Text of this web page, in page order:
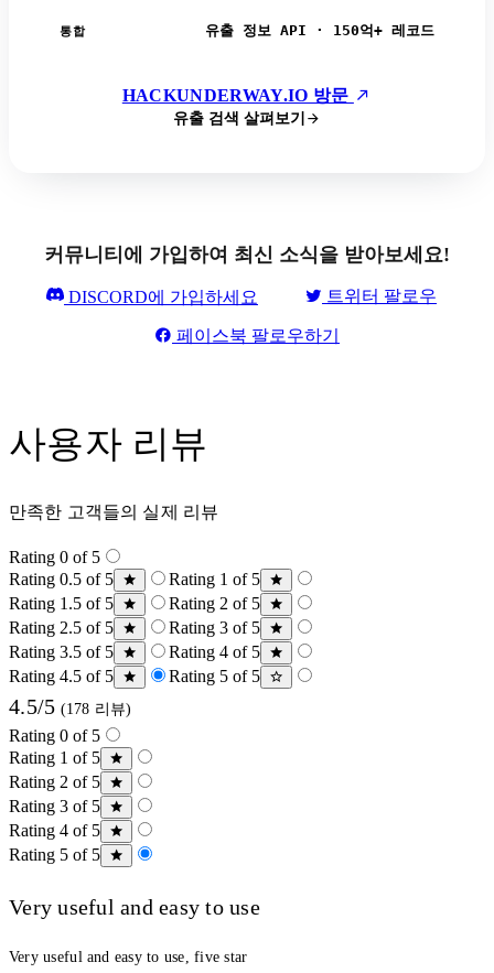
통합 유출 정보 API · 150억+ 레코드
HACKUNDERWAY.IO 방문
유출 검색 살펴보기
커뮤니티에 가입하여 최신 소식을 받아보세요!
DISCORD에 가입하세요 트위터 팔로우
페이스북 팔로우하기
사용자 리뷰
만족한 고객들의 실제 리뷰
Rating 0 of 5
Rating 0.5 of 5
Rating 1 of 5
Rating 1.5 of 5
Rating 2 of 5
Rating 2.5 of 5
Rating 3 of 5
Rating 3.5 of 5
Rating 4 of 5
Rating 4.5 of 5
Rating 5 of 5
4.5/5 (178 리뷰)
Rating 0 of 5
Rating 1 of 5
Rating 2 of 5
Rating 3 of 5
Rating 4 of 5
Rating 5 of 5
Very useful and easy to use
Very useful and easy to use, five star